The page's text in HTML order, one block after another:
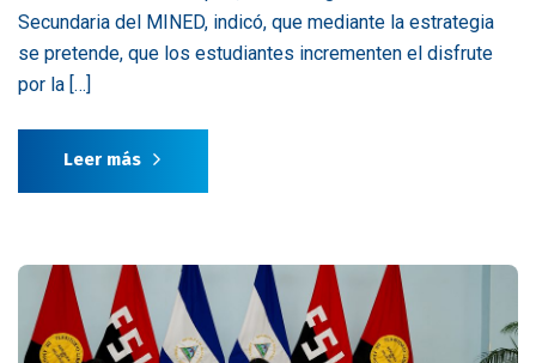
Secundaria del MINED, indicó, que mediante la estrategia
se pretende, que los estudiantes incrementen el disfrute
por la […]
Leer más